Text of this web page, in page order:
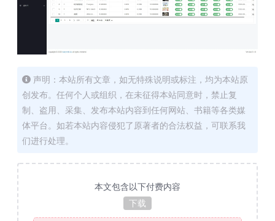
声明：本站所有文章，如无特殊说明或标注，均为本站原
创发布。任何个人或组织，在未征得本站同意时，禁止复
制、盗用、采集、发布本站内容到任何网站、书籍等各类媒
体平台。如若本站内容侵犯了原著者的合法权益，可联系我
们进行处理。
本文包含以下付费内容
下载